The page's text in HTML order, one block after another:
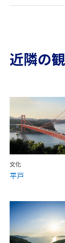
近隣の
文化
平戸